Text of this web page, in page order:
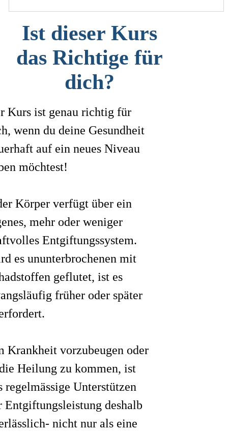
Ist dieser Kurs
das Richtige für
dich?
Kurs ist genau richtig für
wenn du deine Gesundheit
auf ein neues Niveau
möchtest!
Körper verfügt über ein
mehr oder weniger
Entgiftungssystem.
es ununterbrochenen mit
geflutet, ist es
früher oder später
Krankheit vorzubeugen oder
Heilung zu kommen, ist
regelmässige Unterstützen
Entgiftungsleistung deshalb
nicht nur als eine